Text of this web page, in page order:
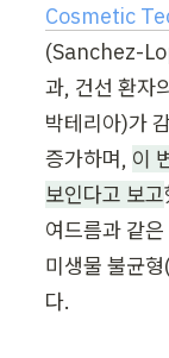
Cosmetic
(Sanchez-
과, 건선 환
박테리아)가
증가하며, 이
보인다고 보고
여드름과 같
미생물 불균
다.